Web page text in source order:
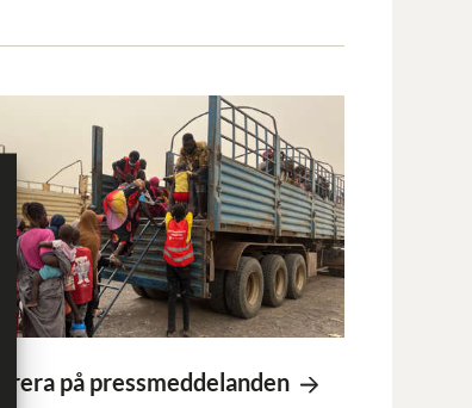
på pressmeddelanden